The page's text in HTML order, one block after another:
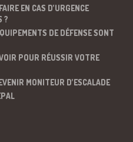
EN CAS D’URGENCE
?
DE DÉFENSE SONT
POUR RÉUSSIR VOTRE
MONITEUR D’ESCALADE